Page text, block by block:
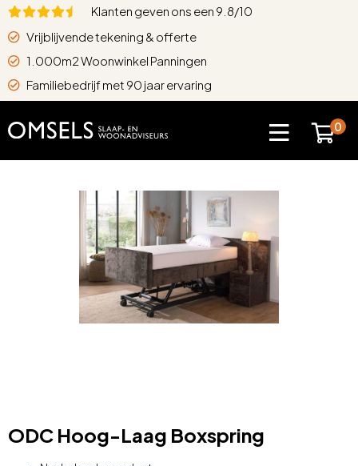
Klanten geven ons een 9.8/10
Vrijblijvende tekening & offerte
1.000m2 Woonwinkel Panningen
Familiebedrijf met 90 jaar ervaring
0
ODC Hoog-Laag Boxspring